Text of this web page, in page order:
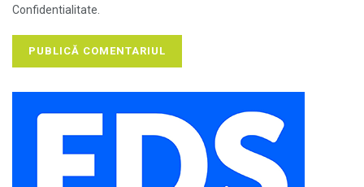
Confidentialitate.